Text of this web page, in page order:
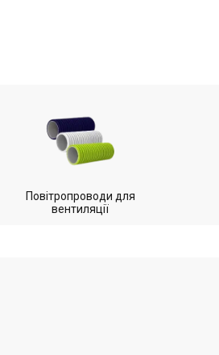
Повітропроводи для
вентиляції